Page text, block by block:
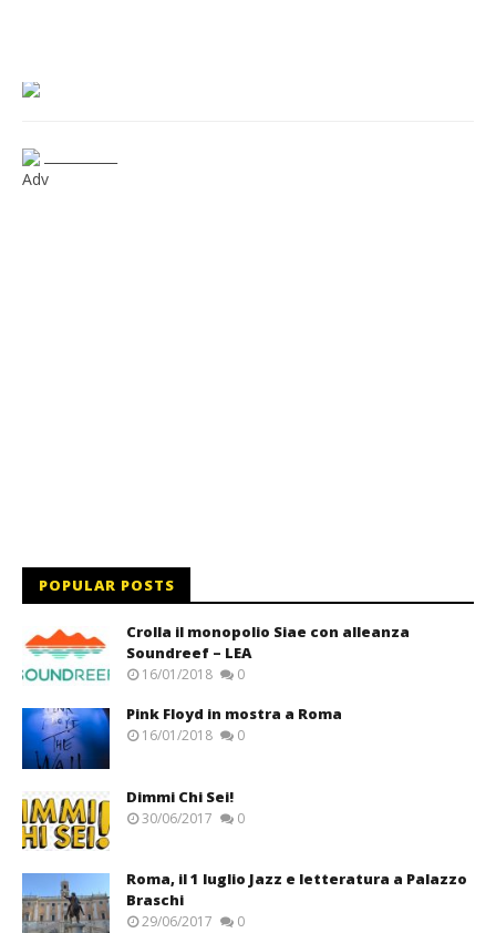
Adv
POPULAR POSTS
Crolla il monopolio Siae con alleanza
Soundreef – LEA
16/01/2018 0
Pink Floyd in mostra a Roma
16/01/2018 0
Dimmi Chi Sei!
30/06/2017 0
Roma, il 1 luglio Jazz e letteratura a Palazzo
Braschi
29/06/2017 0